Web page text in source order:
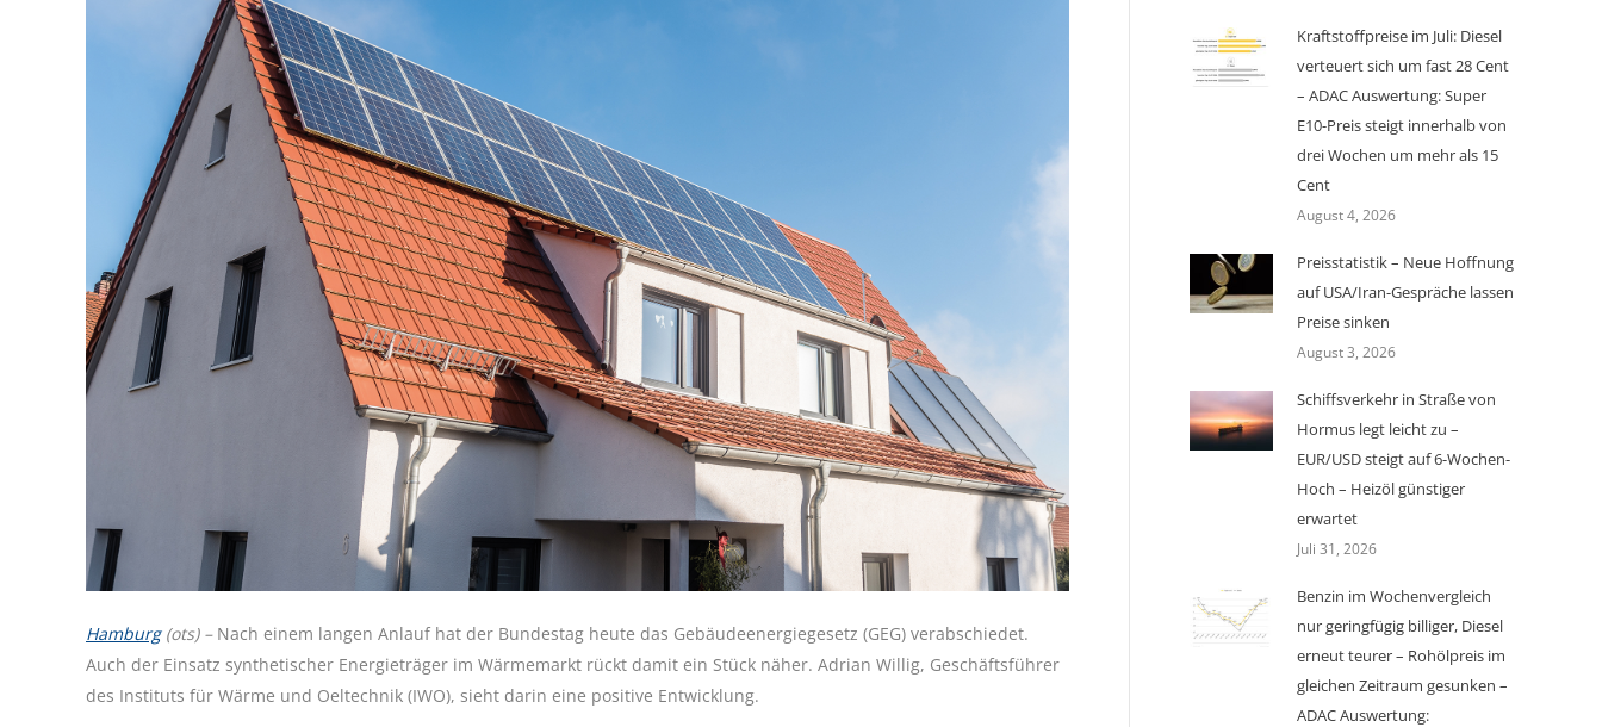
Hamburg(ots) – Nach einem langen Anlauf hat der Bundestag heute das Gebäudeenergiegesetz (GEG) verabschiedet.
Auch der Einsatz synthetischer Energieträger im Wärmemarkt rückt damit ein Stück näher. Adrian Willig, Geschäftsführer
des Instituts für Wärme und Oeltechnik (IWO), sieht darin eine positive Entwicklung.
Kraftstoffpreise im Juli: Diesel
verteuert sich um fast 28 Cent
– ADAC Auswertung: Super
E10-Preis steigt innerhalb von
drei Wochen um mehr als 15
Cent
August 4, 2026
Preisstatistik – Neue Hoffnung
auf USA/Iran-Gespräche lassen
Preise sinken
August 3, 2026
Schiffsverkehr in Straße von
Hormus legt leicht zu –
EUR/USD steigt auf 6-Wochen-
Hoch – Heizöl günstiger
erwartet
Juli 31, 2026
Benzin im Wochenvergleich
nur geringfügig billiger, Diesel
erneut teurer – Rohölpreis im
gleichen Zeitraum gesunken –
ADAC Auswertung: